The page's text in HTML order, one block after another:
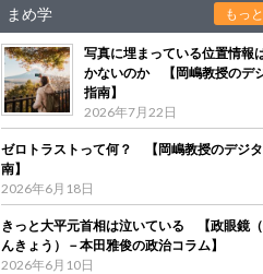
まめ学 もっ
写真に埋まっている位置情報
かないのか 【岡嶋教授のデ
指南】
2026年7月22日
ゼロトラストって何？ 【岡嶋教授のデジ
南】
2026年6月18日
きっと大平元首相は泣いている 【政眼鏡
んきょう）－本田雅俊の政治コラム】
2026年6月10日